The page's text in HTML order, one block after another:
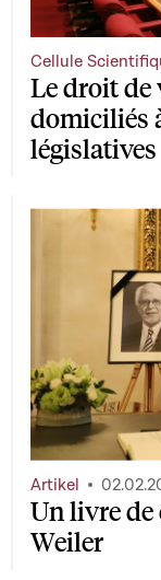
Le droit de
domiciliés
législatives
Cellule
Un livre de
Weiler
Artikel